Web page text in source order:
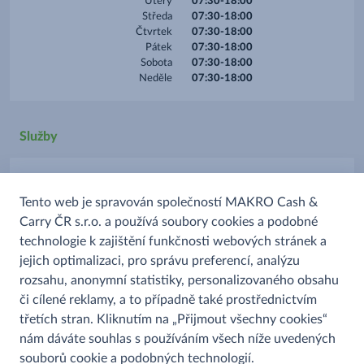
Středa
Čtvrtek
Pátek
Sobota
Neděle
07:30-18:00
07:30-18:00
07:30-18:00
07:30-18:00
07:30-18:00
Služby
Platba kartou
Prodej alkoholu
Prodej uzenin
Tento web je spravován společností MAKRO Cash &
Carry ČR s.r.o. a používá soubory cookies a podobné
technologie k zajištění funkčnosti webových stránek a
jejich optimalizaci, pro správu preferencí, analýzu
rozsahu, anonymní statistiky, personalizovaného obsahu
či cílené reklamy, a to případně také prostřednictvím
třetích stran. Kliknutím na „Přijmout všechny cookies“
nám dáváte souhlas s používáním všech níže uvedených
souborů cookie a podobných technologií.